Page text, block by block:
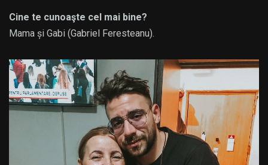
Cine te cunoaşte cel mai bine?
Mama și Gabi (Gabriel Feresteanu).